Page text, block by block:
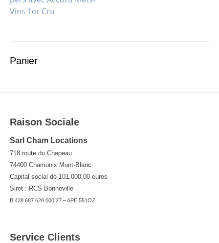
de
Vins 1er Cru
Panier
Raison Sociale
Sarl Cham Locations
718 route du Chapeau
74400 Chamonix Mont-Blanc
Capital social de 101.000,00 euros
Siret : RCS Bonneville
B 428 687 628 000 27 – APE 551OZ.
Service Clients